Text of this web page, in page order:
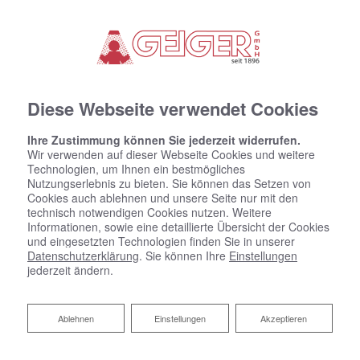
SANITÄRE ANLAGEN
BLECHNEREI
GASINSTALLATIONEN
»Bad» Badinspiration & Musterbäder Luxus-Bad 8,2 ㎡
Diese Webseite verwendet Cookies
Ihre Zustimmung können Sie jederzeit widerrufen.
Wir verwenden auf dieser Webseite Cookies und weitere
Technologien, um Ihnen ein bestmögliches
Nutzungserlebnis zu bieten. Sie können das Setzen von
Cookies auch ablehnen und unsere Seite nur mit den
technisch notwendigen Cookies nutzen. Weitere
Informationen, sowie eine detaillierte Übersicht der Cookies
und eingesetzten Technologien finden Sie in unserer
Datenschutzerklärung. Sie können Ihre Einstellungen
jederzeit ändern.
Akzeptieren
Einstellungen
Ablehnen
Ablehnen